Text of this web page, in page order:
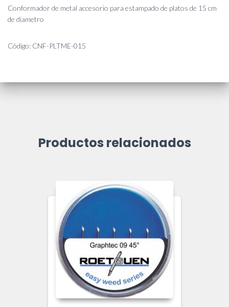
Conformador de metal accesorio para estampado de platos de 15 cm
de diametro
Código: CNF-PLTME-015
Productos relacionados